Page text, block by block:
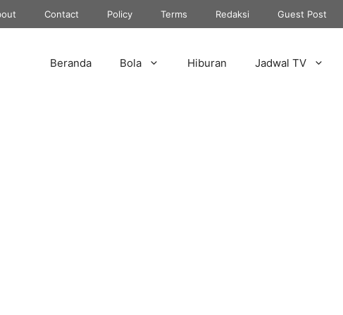
Contact Policy Terms Redaksi Guest Post
Beranda Bola Hiburan Jadwal TV